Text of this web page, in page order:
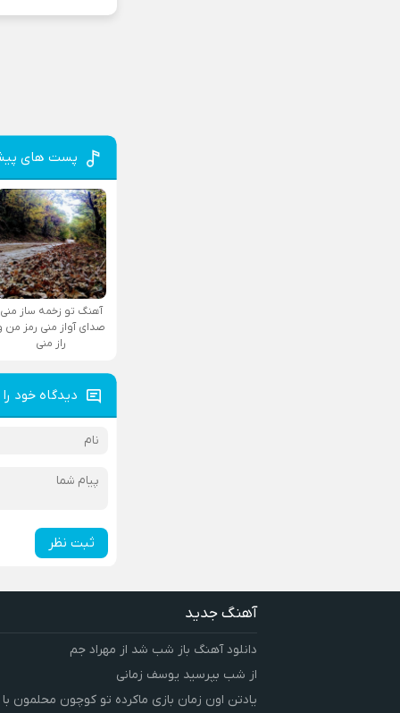
پست های
آهنگ تو زخمه ساز منی
صدای آواز منی رمز من
راز منی
دیدگاه خود
ثبت نظر
آهنگ جدید
دانلود آهنگ باز شب شد از مهراد جم
از شب بپرسید یوسف زمانی
یادتن اون زمان بازی ماکرده تو کوچون محلمون